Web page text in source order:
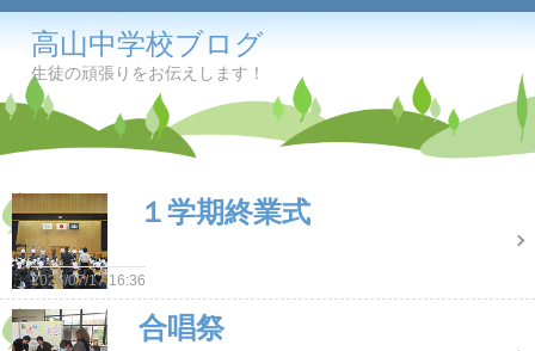
高山中学校ブログ
生徒の頑張りをお伝えします！
１学期終業式
2026/07/17 16:36
合唱祭